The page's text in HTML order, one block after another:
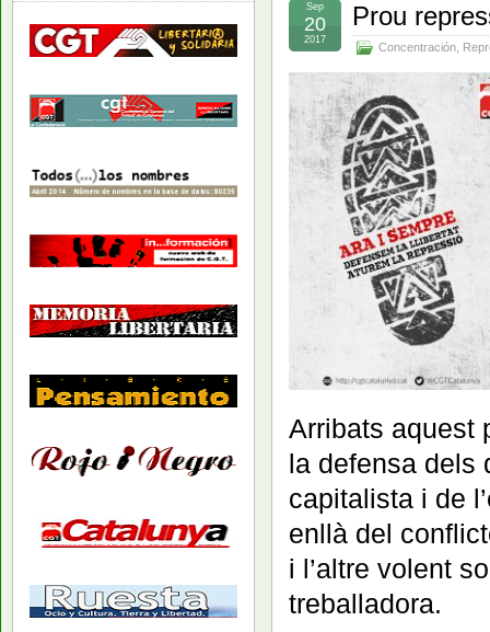
Prou
Concentración
Sep
20
2017
Arribats aquest
la defensa dels
capitalista i de
enllà del
i l’altre volent
treballadora.